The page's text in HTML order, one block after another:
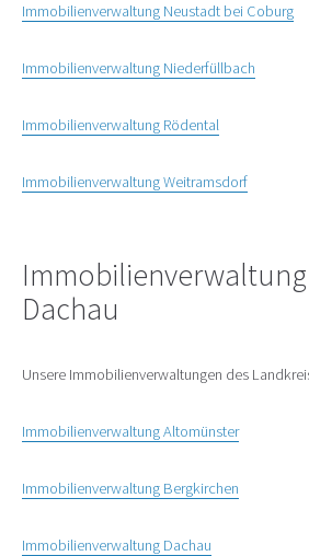
Immobilienverwaltung Neustadt bei Coburg
Immobilienverwaltung Niederfüllbach
Immobilienverwaltung Rödental
Immobilienverwaltung Weitramsdorf
Dachau
Unsere Immobilienverwaltungen des
Immobilienverwaltung Altomünster
Immobilienverwaltung Bergkirchen
Immobilienverwaltung Dachau